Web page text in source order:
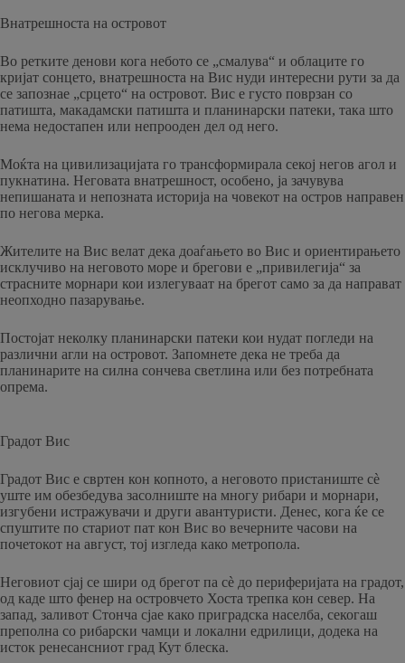
Внатрешноста на островот
Во ретките денови кога небото се „смалува“ и облаците го
кријат сонцето, внатрешноста на Вис нуди интересни рути за да
се запознае „срцето“ на островот. Вис е густо поврзан со
патишта, макадамски патишта и планинарски патеки, така што
нема недостапен или непрооден дел од него.
Моќта на цивилизацијата го трансформирала секој негов агол и
пукнатина. Неговата внатрешност, особено, ја зачувува
непишаната и непозната историја на човекот на остров направен
по негова мерка.
Жителите на Вис велат дека доаѓањето во Вис и ориентирањето
исклучиво на неговото море и брегови е „привилегија“ за
страсните морнари кои излегуваат на брегот само за да направат
неопходно пазарување.
Постојат неколку планинарски патеки кои нудат погледи на
различни агли на островот. Запомнете дека не треба да
планинарите на силна сончева светлина или без потребната
опрема.
Градот Вис
Градот Вис е свртен кон копното, а неговото пристаниште сè
уште им обезбедува засолниште на многу рибари и морнари,
изгубени истражувачи и други авантуристи. Денес, кога ќе се
спуштите по стариот пат кон Вис во вечерните часови на
почетокот на август, тој изгледа како метропола.
Неговиот сјај се шири од брегот па сè до периферијата на градот,
од каде што фенер на островчето Хоста трепка кон север. На
запад, заливот Стонча сјае како приградска населба, секогаш
преполна со рибарски чамци и локални едрилици, додека на
исток ренесансниот град Кут блеска.